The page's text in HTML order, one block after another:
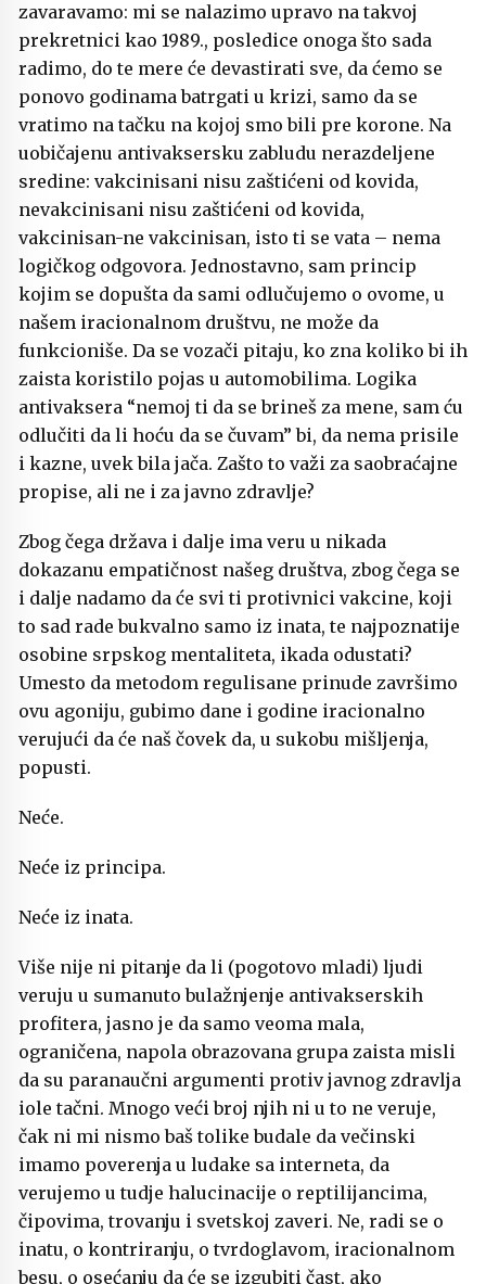
zavaravamo: mi se nalazimo upravo na takvoj
prekretnici kao 1989., posledice onoga što sada
radimo, do te mere će devastirati sve, da ćemo se
ponovo godinama batrgati u krizi, samo da se
vratimo na tačku na kojoj smo bili pre korone. Na
uobičajenu antivaksersku zabludu nerazdeljene
sredine: vakcinisani nisu zaštićeni od kovida,
nevakcinisani nisu zaštićeni od kovida,
vakcinisan-ne vakcinisan, isto ti se vata – nema
logičkog odgovora. Jednostavno, sam princip
kojim se dopušta da sami odlučujemo o ovome, u
našem iracionalnom društvu, ne može da
funkcioniše. Da se vozači pitaju, ko zna koliko bi ih
zaista koristilo pojas u automobilima. Logika
antivaksera “nemoj ti da se brineš za mene, sam ću
odlučiti da li hoću da se čuvam” bi, da nema prisile
i kazne, uvek bila jača. Zašto to važi za saobraćajne
propise, ali ne i za javno zdravlje?
Zbog čega država i dalje ima veru u nikada
dokazanu empatičnost našeg društva, zbog čega se
i dalje nadamo da će svi ti protivnici vakcine, koji
to sad rade bukvalno samo iz inata, te najpoznatije
osobine srpskog mentaliteta, ikada odustati?
Umesto da metodom regulisane prinude završimo
ovu agoniju, gubimo dane i godine iracionalno
verujući da će naš čovek da, u sukobu mišljenja,
popusti.
Neće.
Neće iz principa.
Neće iz inata.
Više nije ni pitanje da li (pogotovo mladi) ljudi
veruju u sumanuto bulažnjenje antivakserskih
profitera, jasno je da samo veoma mala,
ograničena, napola obrazovana grupa zaista misli
da su paranaučni argumenti protiv javnog zdravlja
iole tačni. Mnogo veći broj njih ni u to ne veruje,
čak ni mi nismo baš tolike budale da večinski
imamo poverenja u ludake sa interneta, da
verujemo u tudje halucinacije o reptilijancima,
čipovima, trovanju i svetskoj zaveri. Ne, radi se o
inatu, o kontriranju, o tvrdoglavom, iracionalnom
besu, o osećanju da će se izgubiti čast, ako